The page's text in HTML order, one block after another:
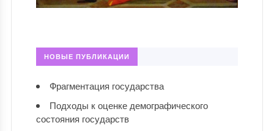
НОВЫЕ ПУБЛИКАЦИИ
Фрагментация государства
Подходы к оценке демографического
состояния государств